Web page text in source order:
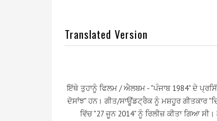
Translated Version
ਇੱਥੇ ਤੁਹਾਨੂੰ ਫਿਲਮ / ਐਲਬਮ - "ਪੰਜਾਬ 1984" ਦੇ
ਦੋਸਾਂਝ" ਹਨ। ਗੀਤ/ਸਾਊਂਡਟ੍ਰੈਕ ਨੂੰ ਮਸ਼ਹੂਰ ਗੀਤਕਾਰ
ਵਿੱਚ "27 ਜੂਨ 2014" ਨੂੰ ਰਿਲੀਜ਼ ਕੀਤਾ ਗਿਆ